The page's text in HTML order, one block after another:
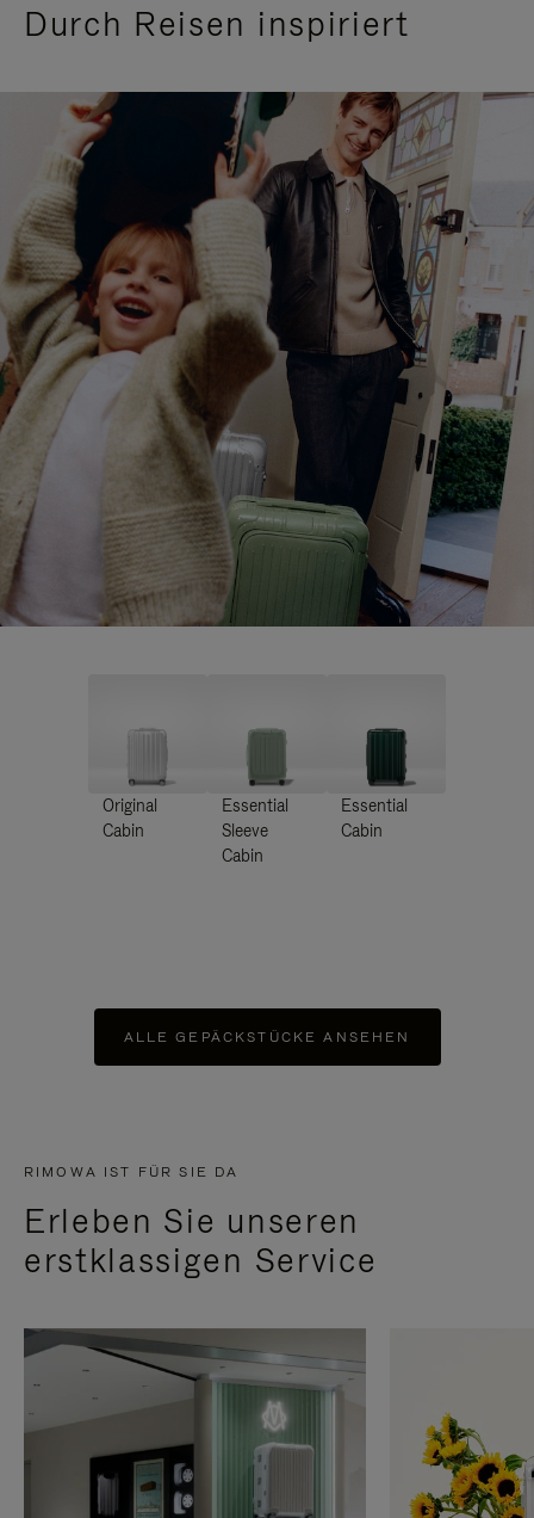
Durch Reisen inspiriert
Original
Cabin
Essential
Sleeve
Cabin
Essential
Cabin
ALLE GEPÄCKSTÜCKE ANSEHEN
RIMOWA IST FÜR SIE DA
Erleben Sie unseren
erstklassigen Service